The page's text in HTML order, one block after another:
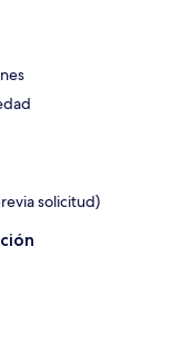
solicitud)